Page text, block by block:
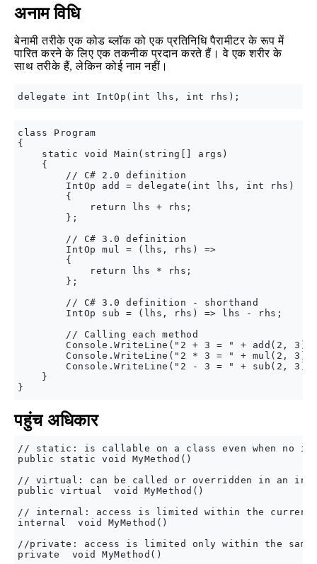
अनाम विधि
बेनामी तरीके एक कोड ब्लॉक को एक प्रतिनिधि पैरामीटर के रूप में
पारित करने के लिए एक तकनीक प्रदान करते हैं। वे एक शरीर के
साथ तरीके हैं, लेकिन कोई नाम नहीं।
class Program
{
    static void Main(string[] args)
    {
        // C# 2.0 definition
        IntOp add = delegate(int lhs, int rhs)
        {
            return lhs + rhs;
        };
        // C# 3.0 definition
        IntOp mul = (lhs, rhs) =>
        {
            return lhs * rhs;
        };
        // C# 3.0 definition - shorthand
        IntOp sub = (lhs, rhs) => lhs - rhs;
        // Calling each method
Console.WriteLine("2 + 3 = " + add(2,
Console.WriteLine("2 * 3 = " + mul(2,
Console.WriteLine("2 - 3 = " + sub(2,
    }
पहुंच अधिकार
// static: is callable on a class even when no
public static void MyMethod()
// virtual: can be called or overridden in an
public virtual  void MyMethod()
// internal: access is limited within the current
internal  void MyMethod()
//private: access is limited only within the same
private  void MyMethod()